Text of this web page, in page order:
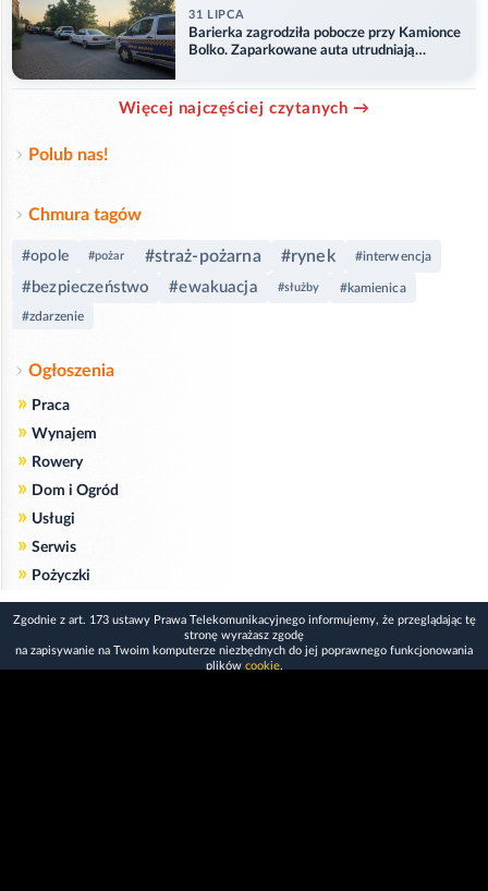
31 LIPCA
Barierka zagrodziła pobocze przy Kamionce
Bolko. Zaparkowane auta utrudniają
Więcej najczęściej czytanych →
Polub nas!
Chmura tagów
#opole #pożar #straż-pożarna #rynek #interwencja
#bezpieczeństwo #ewakuacja #służby #kamienica
#zdarzenie
Ogłoszenia
» Praca
» Wynajem
» Rowery
» Dom i Ogród
» Usługi
» Serwis
» Pożyczki
Zgodnie z art. 173 ustawy Prawa Telekomunikacyjnego informujemy, że przeglądając tę
stronę wyrażasz zgodę
na zapisywanie na Twoim komputerze niezbędnych do jej poprawnego funkcjonowania
plików cookie.